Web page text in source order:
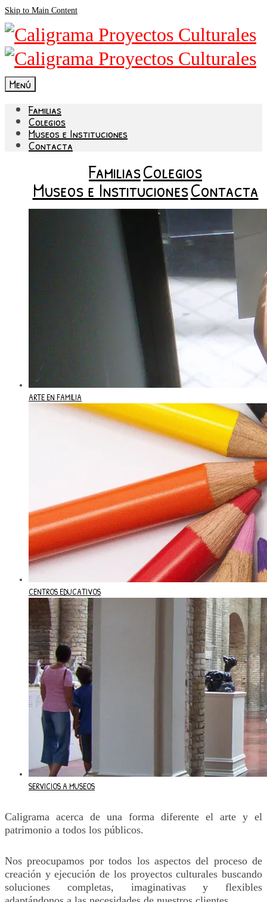
Skip to Main Content
Menú
Familias
Colegios
Museos e Instituciones
Contacta
FamiliasColegios
Museos e InstitucionesContacta
ARTE EN FAMILIA
CENTROS EDUCATIVOS
SERVICIOS A MUSEOS
Caligrama acerca de una forma diferente el arte y el
patrimonio a todos los públicos.
Nos preocupamos por todos los aspectos del proceso de
creación y ejecución de los proyectos culturales buscando
soluciones completas, imaginativas y flexibles